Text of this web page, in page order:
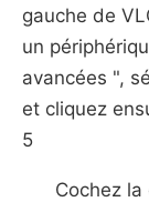
gauche de
un
avancées ",
et cliquez
5
Cochez